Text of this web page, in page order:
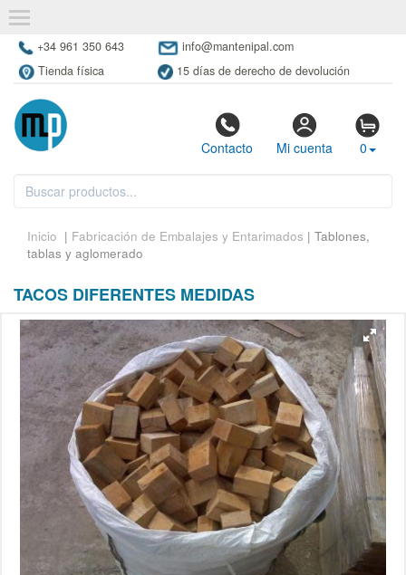
+34 961 350 643
info@mantenipal.com
Tienda física
15 días de derecho de devolución
Contacto Mi cuenta 0
Inicio | Fabricación de Embalajes y Entarimados | Tablones,
tablas y aglomerado
TACOS DIFERENTES MEDIDAS